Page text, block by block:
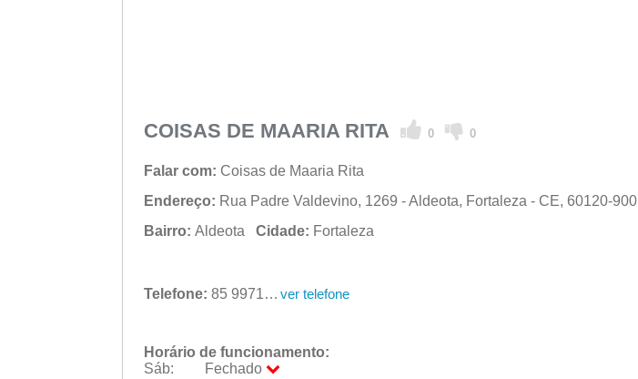
COISAS DE MAARIA RITA 0 0
Falar com: Coisas de Maaria Rita
Endereço: Rua Padre Valdevino, 1269 - Aldeota, Fortaleza - CE, 60120-900
Bairro: Aldeota Cidade: Fortaleza
Telefone: 85 99717-3154 ver telefone
Horário de funcionamento:
Sáb:
Fechado